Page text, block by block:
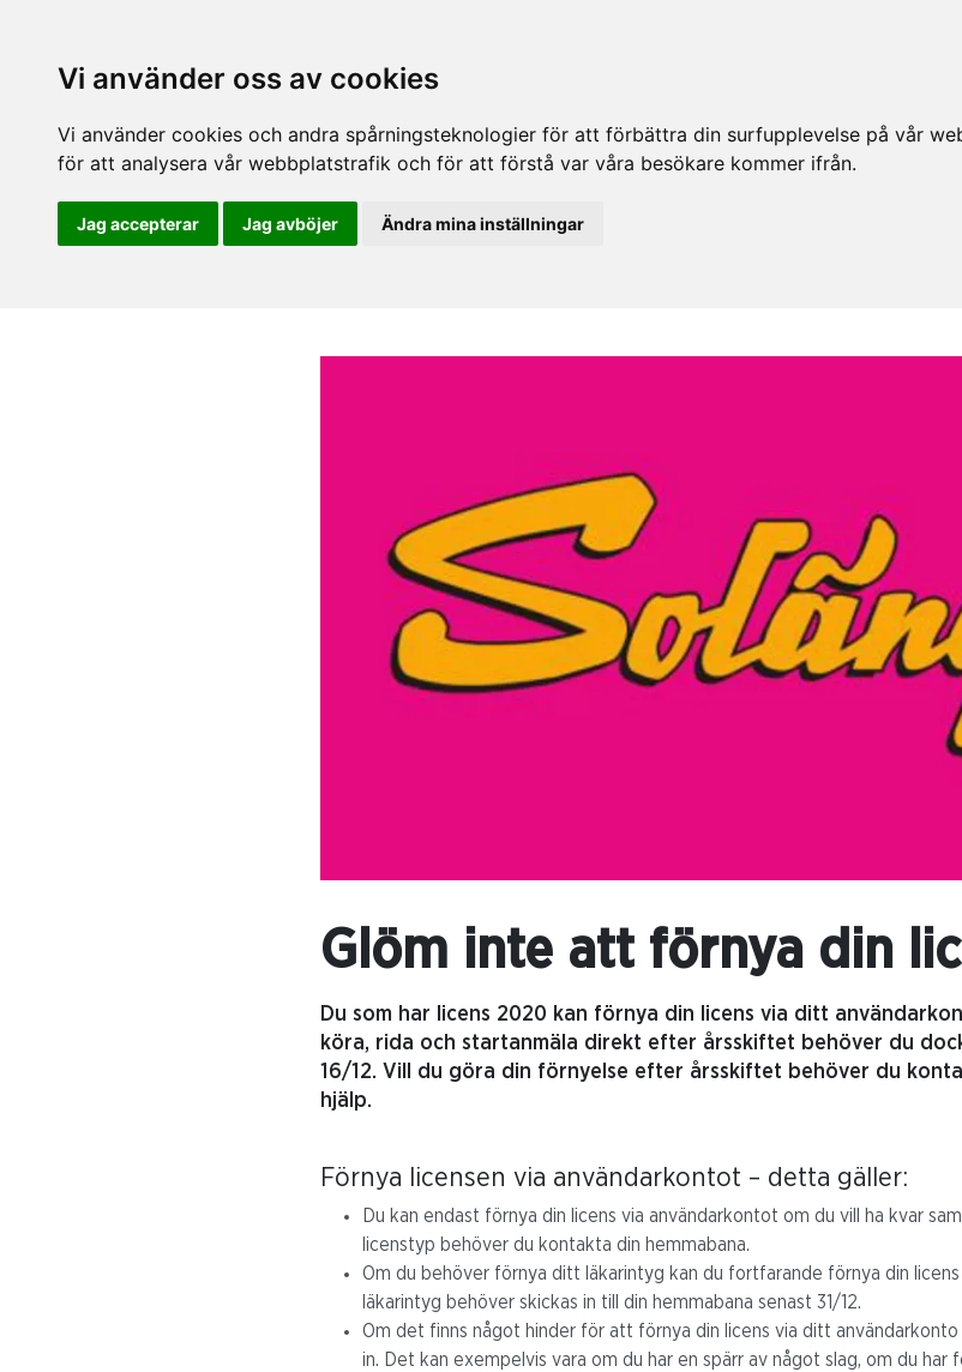
Vi använder oss av cookies
Vi använder cookies och andra spårningsteknologier för att förbättra din surfupplevelse på vår
för att analysera vår webbplatstrafik och för att förstå var våra besökare kommer ifrån.
Jag accepterar Jag avböjer Ändra mina inställningar
Glöm inte att förnya din
Du som har licens 2020 kan förnya din licens via ditt
köra, rida och startanmäla direkt efter årsskiftet behöver du
16/12. Vill du göra din förnyelse efter årsskiftet behöver du
hjälp.
Förnya licensen via användarkontot – detta gäller:
Du kan endast förnya din licens via användarkontot om du vill ha kvar
licenstyp behöver du kontakta din hemmabana.
Om du behöver förnya ditt läkarintyg kan du fortfarande förnya din
läkarintyg behöver skickas in till din hemmabana senast 31/12.
Om det finns något hinder för att förnya din licens via ditt
in. Det kan exempelvis vara om du har en spärr av något slag, om du